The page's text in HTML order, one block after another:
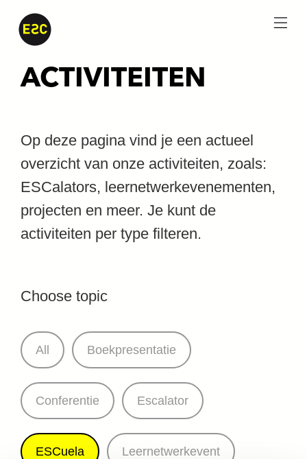
ACTIVITEITEN
Op deze pagina vind je een actueel
overzicht van onze activiteiten, zoals:
ESCalators, leernetwerkevenementen,
projecten en meer. Je kunt de
activiteiten per type filteren.
Choose topic
All Boekpresentatie
Conferentie Escalator
ESCuela Leernetwerkevent